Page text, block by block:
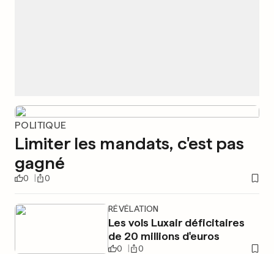
POLITIQUE
Limiter les mandats, c'est pas
gagné
0 0
RÉVÉLATION
Les vols Luxair déficitaires
de 20 millions d'euros
0 0